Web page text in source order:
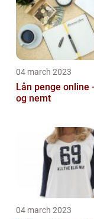
04 march 2023
Lån penge online
og nemt
04 march 2023